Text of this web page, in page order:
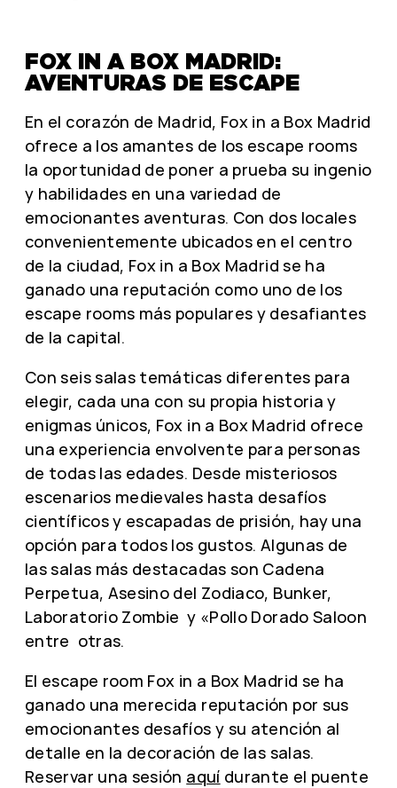
FOX IN A BOX MADRID:
AVENTURAS DE ESCAPE
En el corazón de Madrid, Fox in a Box Madrid
ofrece a los amantes de los escape rooms
la oportunidad de poner a prueba su ingenio
y habilidades en una variedad de
emocionantes aventuras. Con dos locales
convenientemente ubicados en el centro
de la ciudad, Fox in a Box Madrid se ha
ganado una reputación como uno de los
escape rooms más populares y desafiantes
de la capital.
Con seis salas temáticas diferentes para
elegir, cada una con su propia historia y
enigmas únicos, Fox in a Box Madrid ofrece
una experiencia envolvente para personas
de todas las edades. Desde misteriosos
escenarios medievales hasta desafíos
científicos y escapadas de prisión, hay una
opción para todos los gustos. Algunas de
las salas más destacadas son Cadena
Perpetua, Asesino del Zodiaco, Bunker,
Laboratorio Zombie y «Pollo Dorado Saloon
entre otras.
El escape room Fox in a Box Madrid se ha
ganado una merecida reputación por sus
emocionantes desafíos y su atención al
detalle en la decoración de las salas.
Reservar una sesión aquí durante el puente